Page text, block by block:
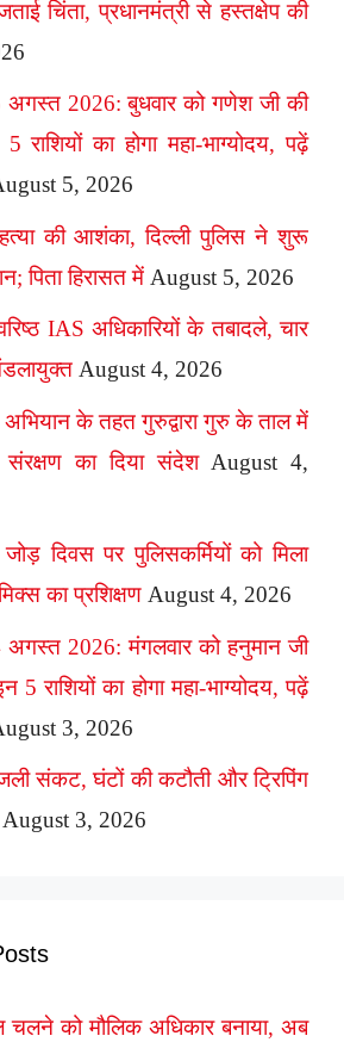
चिंता, प्रधानमंत्री से हस्तक्षेप की
2026: बुधवार को गणेश जी की
का होगा महा-भाग्योदय, पढ़ें
5, 2026
की आशंका, दिल्ली पुलिस ने शुरू
पिता हिरासत में August 5, 2026
IAS अधिकारियों के तबादले, चार
August 4, 2026
के तहत गुरुद्वारा गुरु के ताल में
संरक्षण का दिया संदेश August 4,
दिवस पर पुलिसकर्मियों को मिला
का प्रशिक्षण August 4, 2026
2026: मंगलवार को हनुमान जी
राशियों का होगा महा-भाग्योदय, पढ़ें
3, 2026
संकट, घंटों की कटौती और ट्रिपिंग
August 3, 2026
चलने को मौलिक अधिकार बनाया, अब